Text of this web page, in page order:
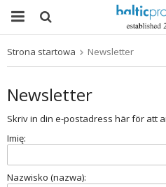
Strona startowa Newsletter
Newsletter
Skriv in din e-postadress här för att
Imię:
Nazwisko (nazwa):